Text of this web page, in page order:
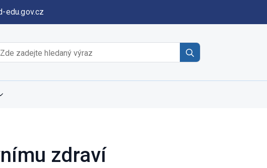
edu.gov.cz
Search
for:
zdraví